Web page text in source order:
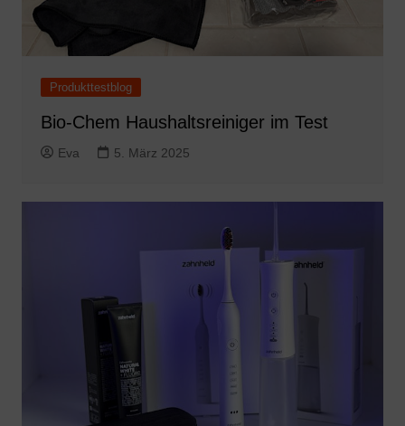
Produkttestblog
Bio-Chem Haushaltsreiniger im Test
Eva 5. März 2025